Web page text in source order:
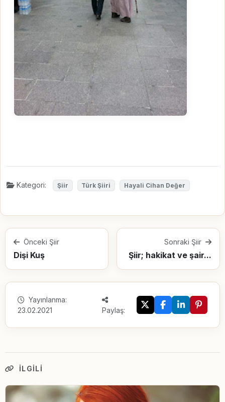
Kategori: Şiir Türk Şiiri Hayali Cihan Değer
Önceki Şiir
Dişi Kuş
Sonraki Şiir
Şiir; hakikat ve şair...
Yayınlanma:
23.02.2021
Paylaş:
İLGILI